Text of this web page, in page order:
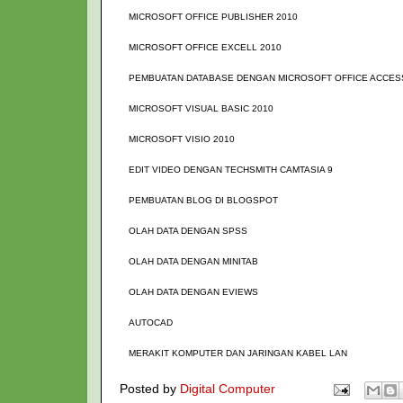
MICROSOFT OFFICE PUBLISHER 2010
MICROSOFT OFFICE EXCELL 2010
PEMBUATAN DATABASE DENGAN MICROSOFT OFFICE
MICROSOFT VISUAL BASIC 2010
MICROSOFT VISIO 2010
EDIT VIDEO DENGAN TECHSMITH CAMTASIA 9
PEMBUATAN BLOG DI BLOGSPOT
OLAH DATA DENGAN SPSS
OLAH DATA DENGAN MINITAB
OLAH DATA DENGAN EVIEWS
AUTOCAD
MERAKIT KOMPUTER DAN JARINGAN KABEL LAN
Posted by Digital Computer